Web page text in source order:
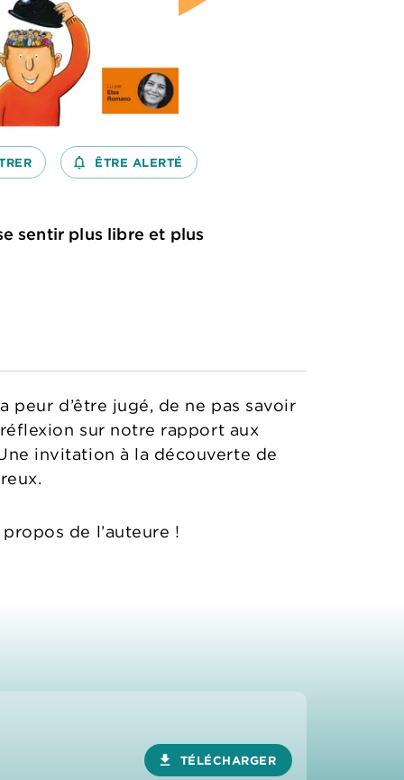
notifications_none_outlined
ÊTRE ALERTÉ
sentir plus libre et plus
d’être jugé, de ne pas savoir
sur notre rapport aux
invitation à la découverte de
de l’auteure !
download TÉLÉCHARGER